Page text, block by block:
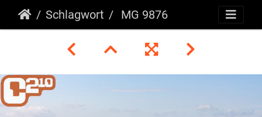
Schlagwort MG 9876